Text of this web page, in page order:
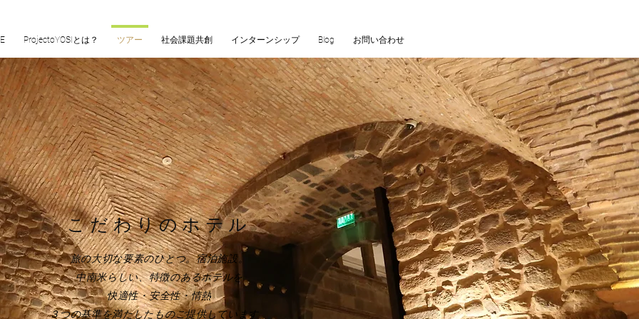
ProjectoYOSIとは？ ツアー 社会課題共創 インターンシップ Blog お問い合わせ
こだわりのホテル
旅の大切な要素のひとつ。宿泊施設。
中南米らしい、特徴のあるホテルを
快適性・安全性・情熱
​３つの基準を満たしたものご提供しています。